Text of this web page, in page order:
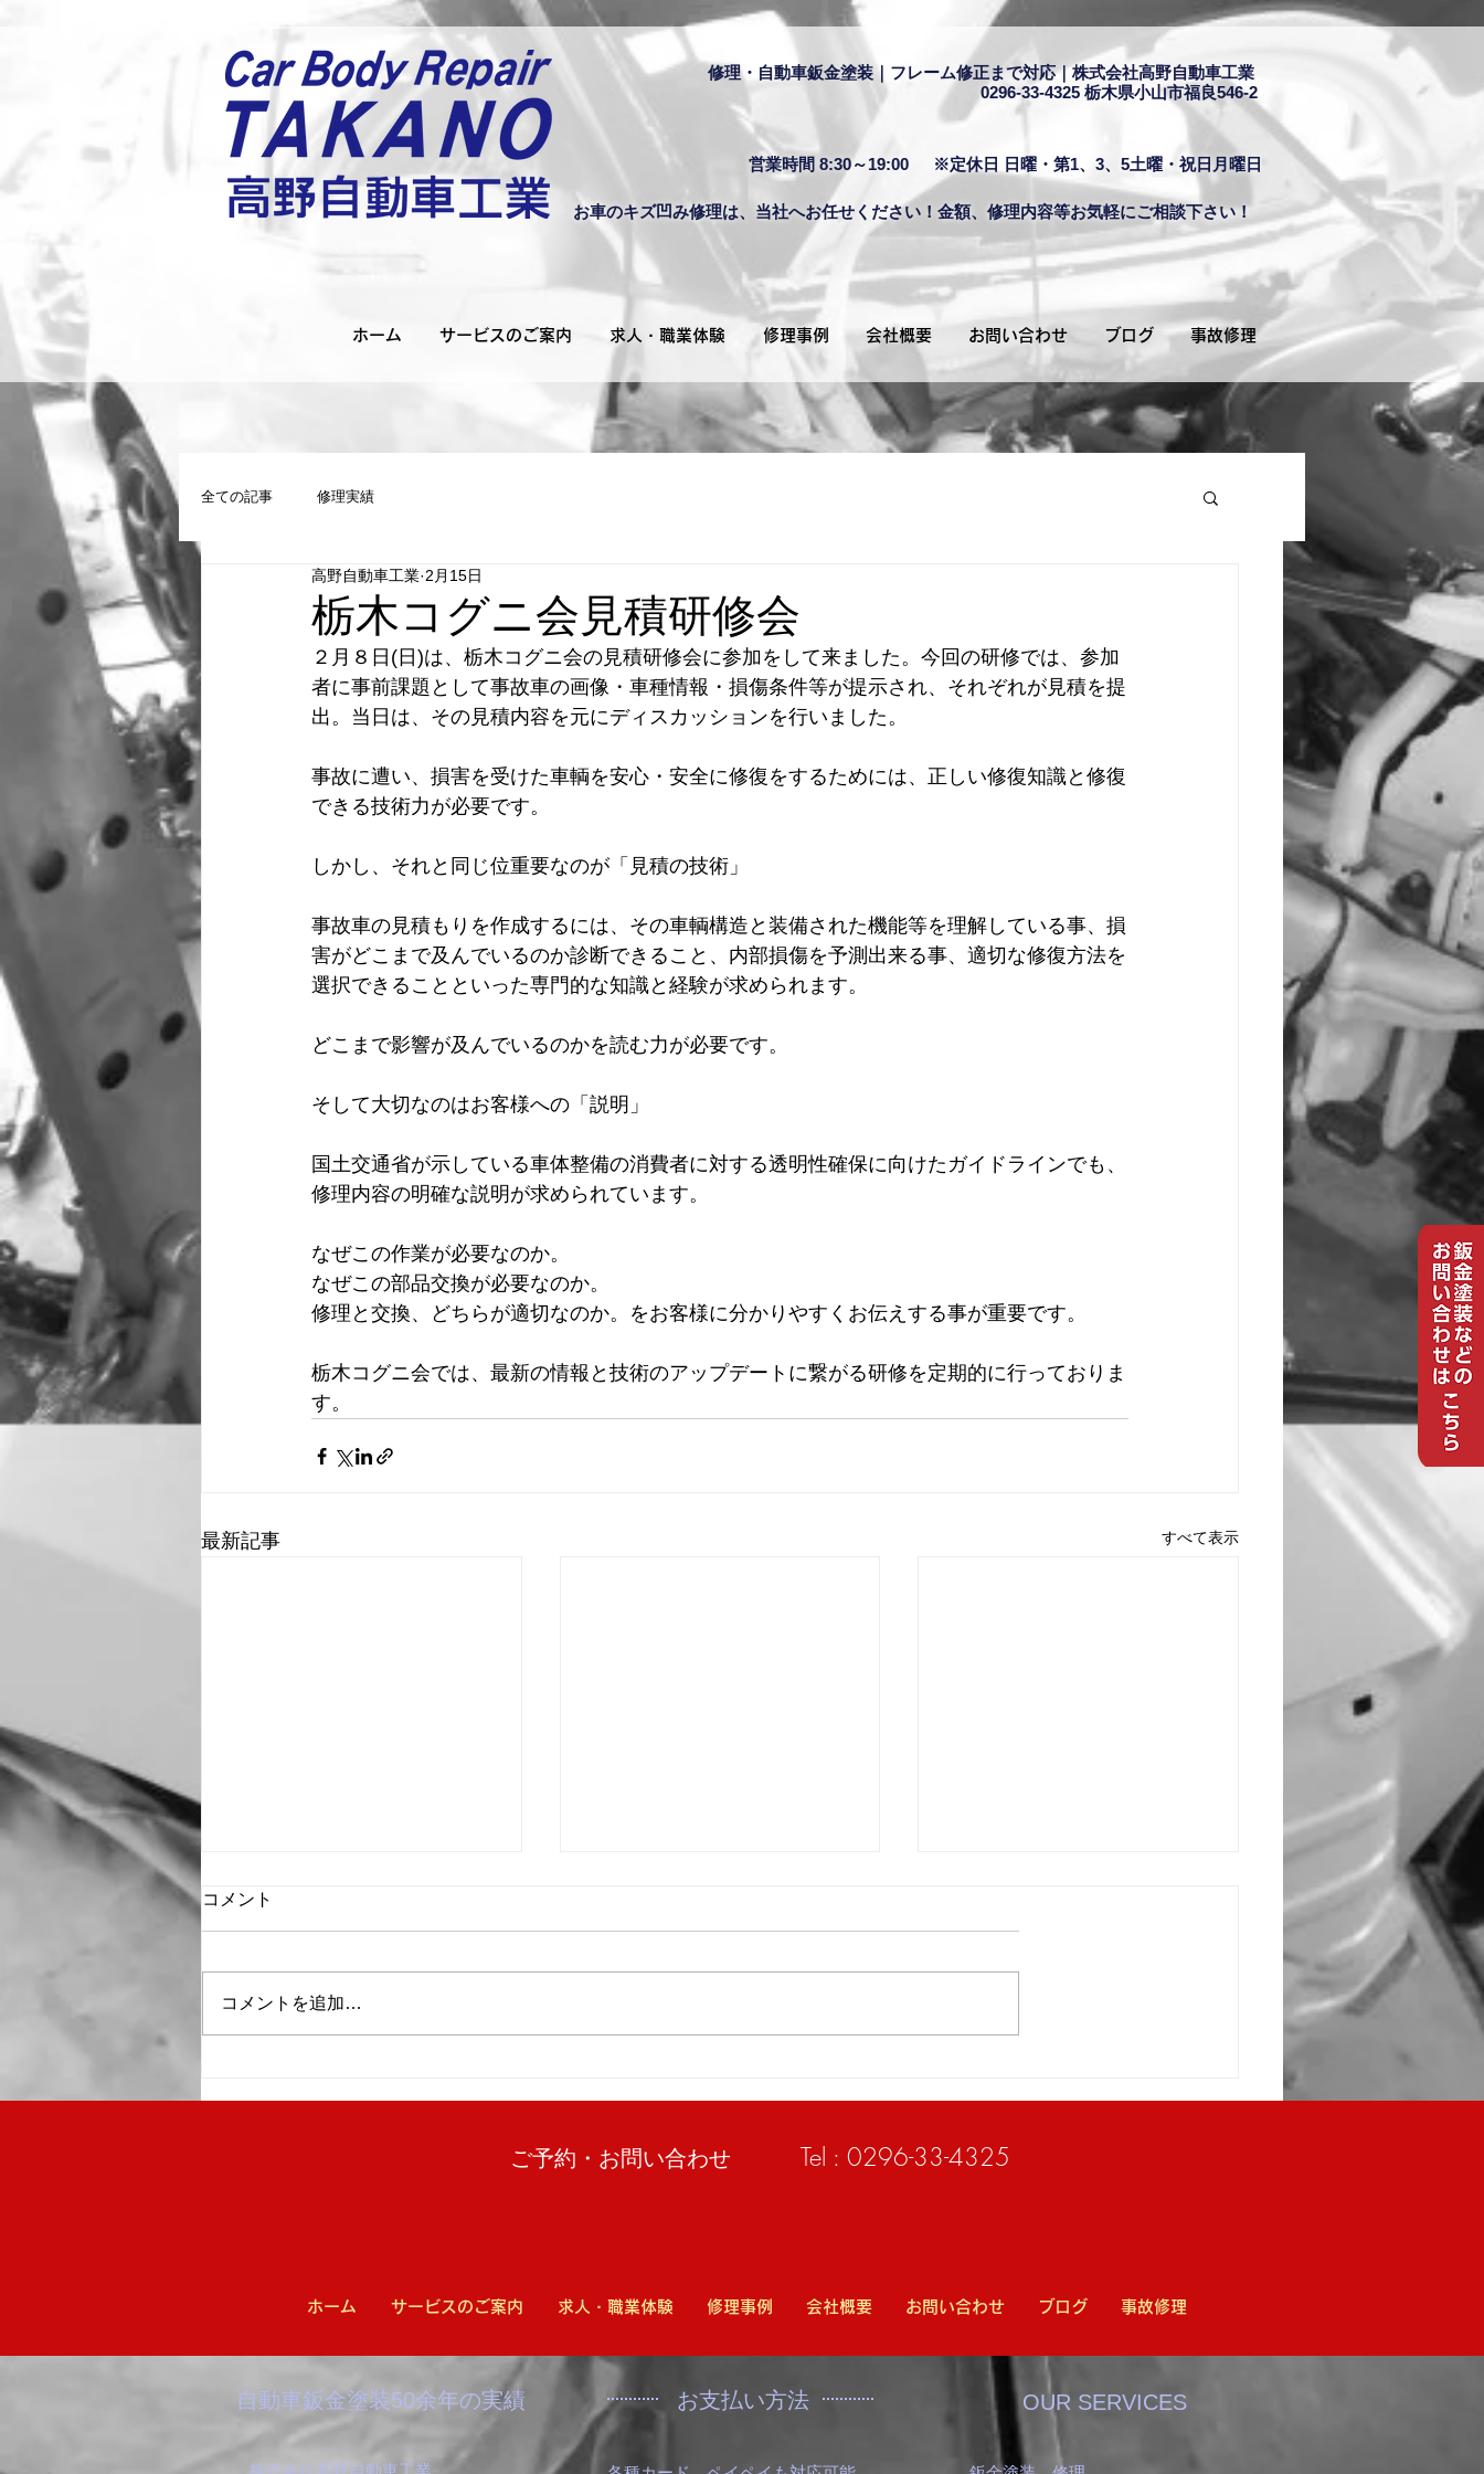
0296-33-4325 栃木県小山市福良546-2
修理・自動車鈑金塗装｜フレーム修正まで対応｜株式会社高野自動車工業
営業時間 8:30～19:00 ※定休日 日曜・第1、3、5土曜・祝日月曜日
お車のキズ凹み修理は、当社へお任せください！金額、修理内容等お気軽にご相談下さい！
ホーム サービスのご案内 求人・職業体験 修理事例 会社概要 お問い合わせ ブログ 事故修理
全ての記事 修理実績
栃木コグニ会見積研修会
高野自動車工業 2月15日
２月８日(日)は、栃木コグニ会の見積研修会に参加をして来ました。今回の研修では、参加
者に事前課題として事故車の画像・車種情報・損傷条件等が提示され、それぞれが見積を提
出。当日は、その見積内容を元にディスカッションを行いました。
事故に遭い、損害を受けた車輌を安心・安全に修復をするためには、正しい修復知識と修復
できる技術力が必要です。
しかし、それと同じ位重要なのが「見積の技術」
事故車の見積もりを作成するには、その車輌構造と装備された機能等を理解している事、損
害がどこまで及んでいるのか診断できること、内部損傷を予測出来る事、適切な修復方法を
選択できることといった専門的な知識と経験が求められます。
どこまで影響が及んでいるのかを読む力が必要です。
そして大切なのはお客様への「説明」
国土交通省が示している車体整備の消費者に対する透明性確保に向けたガイドラインでも、
修理内容の明確な説明が求められています。
なぜこの作業が必要なのか。
なぜこの部品交換が必要なのか。
修理と交換、どちらが適切なのか。をお客様に分かりやすくお伝えする事が重要です。
栃木コグニ会では、最新の情報と技術のアップデートに繋がる研修を定期的に行っておりま
す。
最新記事 すべて表示
ム」を実施しています
のリヤ周り修理なら高野自動
事例/小山市高野自動車工業
コメント
コメントを追加…
​ご予約・お問い合わせ Tel : 0296-33-4325
ホーム サービスのご案内 求人・職業体験 修理事例 会社概要 お問い合わせ ブログ 事故修理
​​自動車鈑金塗装50余年の実績 ​お支払い方法 OUR SERVICES